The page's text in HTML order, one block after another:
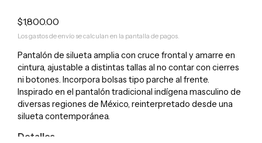
$1,800.00
Los gastos de envío se calculan en la pantalla de pagos.
Pantalón de silueta amplia con cruce frontal y amarre en
cintura, ajustable a distintas tallas al no contar con cierres
ni botones. Incorpora bolsas tipo parche al frente.
Inspirado en el pantalón tradicional indígena masculino de
diversas regiones de México, reinterpretado desde una
silueta contemporánea.
Detalles